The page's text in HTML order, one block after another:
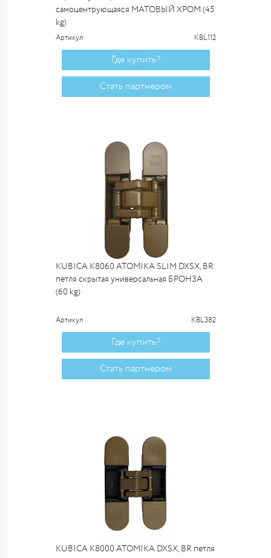
самоцентрующаяся МАТОВЫЙ ХРОМ (45
kg)
Артикул KBL112
Где купить?
Стать партнером
KUBICA K8060 ATOMIKA SLIM DXSX, BR
петля скрытая универсальная БРОНЗА
(60 kg)
Артикул KBL382
Где купить?
Стать партнером
KUBICA K8000 ATOMIKA DXSX, BR петля